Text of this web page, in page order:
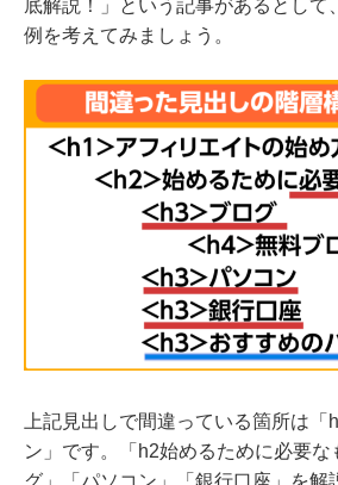
底解説！」という記事があるとして
例を考えてみましょう。
上記見出しで間違っている箇所は「
ン」です。「h2始めるために必要な